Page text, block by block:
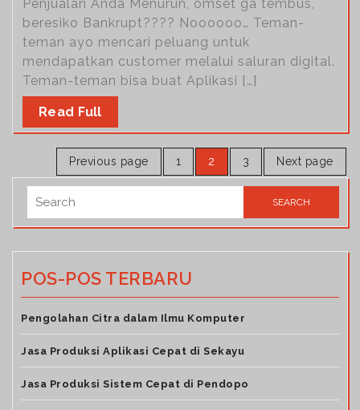
Penjualan Anda Menurun, omset ga tembus,
beresiko Bankrupt???? Noooooo… Teman-
teman ayo mencari peluang untuk
mendapatkan customer melalui saluran digital.
Teman-teman bisa buat Aplikasi […]
Read Full
Previous page 1 2 3 Next page
POS-POS TERBARU
Pengolahan Citra dalam Ilmu Komputer
Jasa Produksi Aplikasi Cepat di Sekayu
Jasa Produksi Sistem Cepat di Pendopo